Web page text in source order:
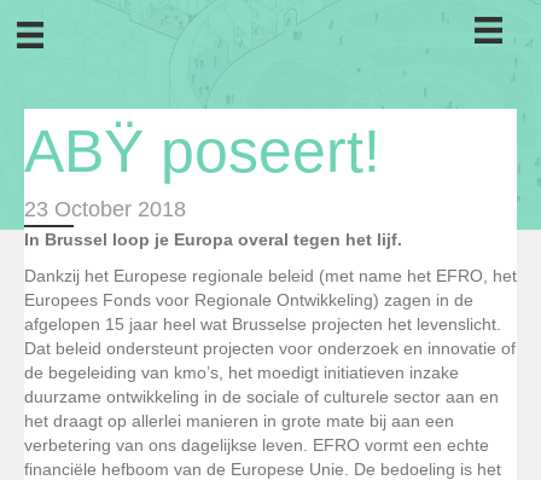
ABŸ poseert!
23 October 2018
In Brussel loop je Europa overal tegen het lijf.
Dankzij het Europese regionale beleid (met name het EFRO, het
Europees Fonds voor Regionale Ontwikkeling) zagen in de
afgelopen 15 jaar heel wat Brusselse projecten het levenslicht.
Dat beleid ondersteunt projecten voor onderzoek en innovatie of
de begeleiding van kmo’s, het moedigt initiatieven inzake
duurzame ontwikkeling in de sociale of culturele sector aan en
het draagt op allerlei manieren in grote mate bij aan een
verbetering van ons dagelijkse leven. EFRO vormt een echte
financiële hefboom van de Europese Unie. De bedoeling is het